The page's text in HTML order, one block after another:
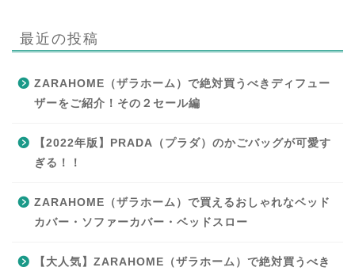
最近の投稿
ZARAHOME（ザラホーム）で絶対買うべきディフュー
ザーをご紹介！その２セール編
【2022年版】PRADA（プラダ）のかごバッグが可愛す
ぎる！！
ZARAHOME（ザラホーム）で買えるおしゃれなベッド
カバー・ソファーカバー・ベッドスロー
【大人気】ZARAHOME（ザラホーム）で絶対買うべき